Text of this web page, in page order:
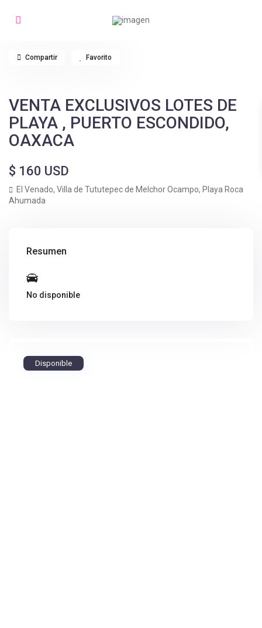
VENTA EXCLUSIVOS LOTES DE
PLAYA , PUERTO ESCONDIDO,
OAXACA
$ 160 USD
El Venado,Villa de Tututepec de Melchor Ocampo, Playa Roca
Ahumada
Compartir Favorito
Resumen
No disponible
Disponible